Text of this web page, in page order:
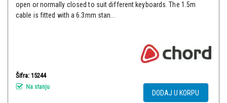
open or normally closed to suit different keyboards. The 1.5m
cable is fitted with a 6.3mm stan...
Šifra: 15244
Na stanju
DODAJ U KORPU